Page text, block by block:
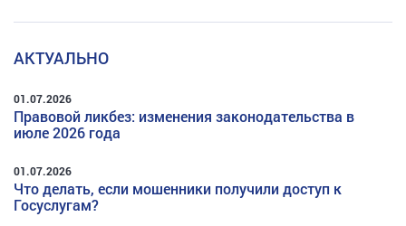
АКТУАЛЬНО
01.07.2026
Правовой ликбез: изменения законодательства в
июле 2026 года
01.07.2026
Что делать, если мошенники получили доступ к
Госуслугам?